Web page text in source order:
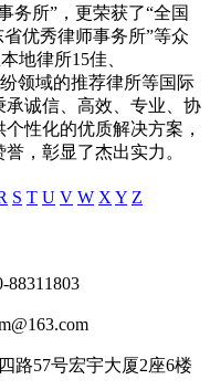
务所”，更荣获了“全国
优秀律师事务所”等众
地律所15佳、
领域的推荐律所等国际
诚信、高效、专业、协
性化的优质解决方案，
，彰显了杰出实力。
S T U V W X Y Z
88311803
路57号宏宇大厦2座6楼